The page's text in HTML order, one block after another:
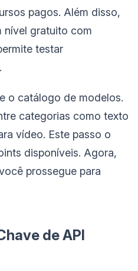
pagos. Além disso,
nível gratuito com
testar
o catálogo de modelos.
categorias como texto
vídeo. Este passo o
disponíveis. Agora,
prossegue para
de API